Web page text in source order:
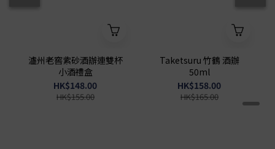
瀘州老窖紫砂酒辦連雙杯
小酒禮盒
HK$148.00
HK$155.00
Taketsuru 竹鶴 酒辦
50ml
HK$158.00
HK$165.00